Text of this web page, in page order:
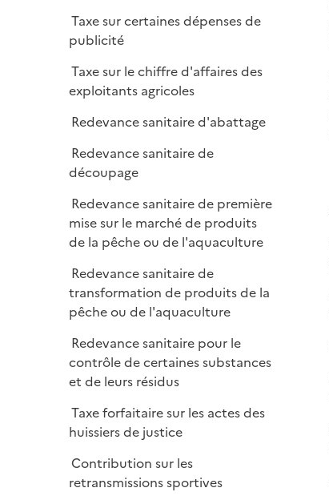
Taxe sur certaines dépenses de
publicité
Taxe sur le chiffre d'affaires des
exploitants agricoles
Redevance sanitaire d'abattage
Redevance sanitaire de
découpage
Redevance sanitaire de première
mise sur le marché de produits
de la pêche ou de l'aquaculture
Redevance sanitaire de
transformation de produits de la
pêche ou de l'aquaculture
Redevance sanitaire pour le
contrôle de certaines substances
et de leurs résidus
Taxe forfaitaire sur les actes des
huissiers de justice
Contribution sur les
retransmissions sportives